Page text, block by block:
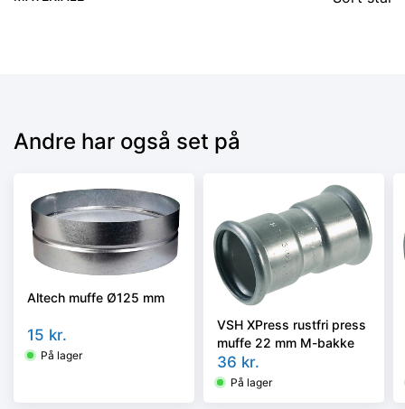
Andre har også set på
Altech muffe Ø125 mm
15 kr.
På lager
VSH XPress rustfri press
muffe 22 mm M-bakke
36 kr.
På lager